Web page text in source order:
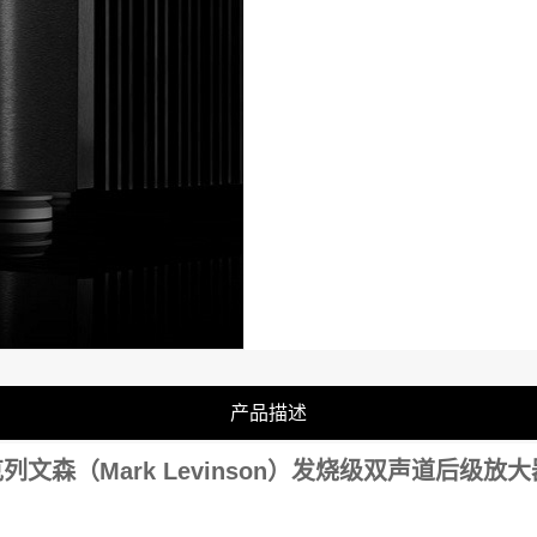
产品描述
列文森（Mark Levinson）发烧级双声道后级放